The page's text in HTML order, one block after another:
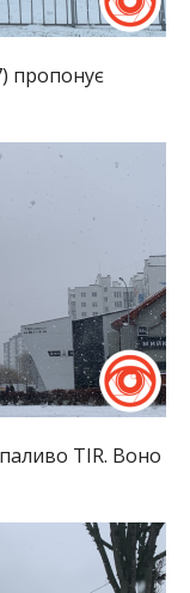
пропонує
TIR. Воно